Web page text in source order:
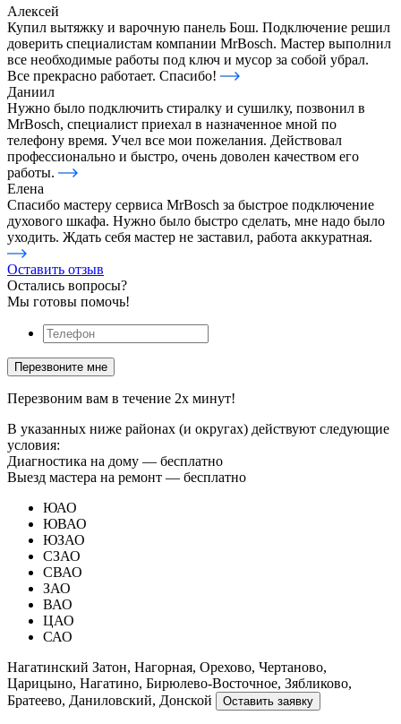
Алексей
Купил вытяжку и варочную панель Бош. Подключение решил
доверить специалистам компании MrBosch. Мастер выполнил
все необходимые работы под ключ и мусор за собой убрал.
Все прекрасно работает. Спасибо!
Даниил
Нужно было подключить стиралку и сушилку, позвонил в
MrBosch, специалист приехал в назначенное мной по
телефону время. Учел все мои пожелания. Действовал
профессионально и быстро, очень доволен качеством его
работы.
Елена
Спасибо мастеру сервиса MrBosch за быстрое подключение
духового шкафа. Нужно было быстро сделать, мне надо было
уходить. Ждать себя мастер не заставил, работа аккуратная.
Оставить отзыв
Остались вопросы?
Мы готовы помочь!
Перезвоним вам в течение 2х минут!
В указанных ниже районах (и округах) действуют следующие
условия:
Диагностика на дому — бесплатно
Выезд мастера на ремонт — бесплатно
ЮАО
ЮВАО
ЮЗАО
СЗАО
СВАО
ЗАО
ВАО
ЦАО
САО
Нагатинский Затон, Нагорная, Орехово, Чертаново,
Царицыно, Нагатино, Бирюлево-Восточное, Зябликово,
Братеево, Даниловский, Донской
Оставить заявку